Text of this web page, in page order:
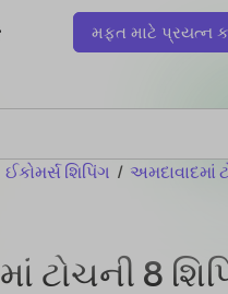
મફત માટે પ્રયત્ન
ઈકોમર્સ શિપિંગ / અમદાવાદમાં
ટોચની 8